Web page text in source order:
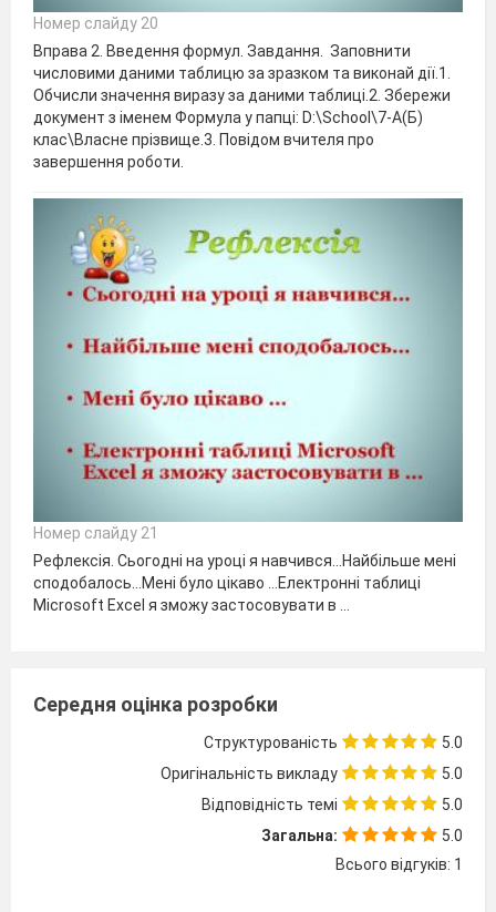
Номер слайду 20
Вправа 2. Введення формул. Завдання. Заповнити
числовими даними таблицю за зразком та виконай дії.1.
Обчисли значення виразу за даними таблиці.2. Збережи
документ з іменем Формула у папці: D:\School\7-А(Б)
клас\Власне прізвище.3. Повідом вчителя про
завершення роботи.
Номер слайду 21
Рефлексія. Сьогодні на уроці я навчився…Найбільше мені
сподобалось…Мені було цікаво …Електронні таблиці
Microsoft Excel я зможу застосовувати в …
Середня оцінка розробки
Структурованість
5.0
Оригінальність викладу
5.0
Відповідність темі
5.0
Загальна:
5.0
Всього відгуків: 1